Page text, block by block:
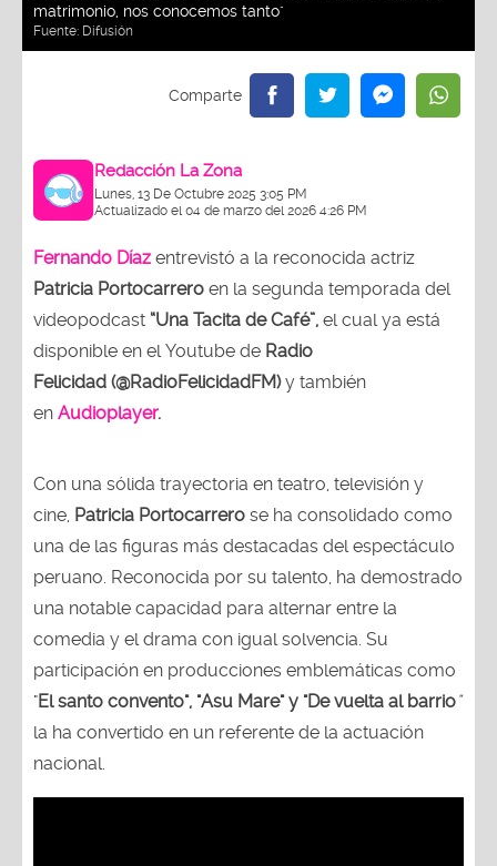
matrimonio, nos conocemos tanto"
Fuente: Difusión
Redacción La Zona
Lunes, 13 De Octubre 2025 3:05 PM
Actualizado el 04 de marzo del 2026 4:26 PM
Fernando Díaz entrevistó a la reconocida actriz
Patricia Portocarrero en la segunda temporada del
videopodcast “Una Tacita de Café”, el cual ya está
disponible en el Youtube de Radio
Felicidad (@RadioFelicidadFM)y también
en Audioplayer.
Con una sólida trayectoria en teatro, televisión y
cine, Patricia Portocarrero se ha consolidado como
una de las figuras más destacadas del espectáculo
peruano. Reconocida por su talento, ha demostrado
una notable capacidad para alternar entre la
comedia y el drama con igual solvencia. Su
participación en producciones emblemáticas como
"El santo convento", "Asu Mare" y "De vuelta al barrio"
la ha convertido en un referente de la actuación
nacional.